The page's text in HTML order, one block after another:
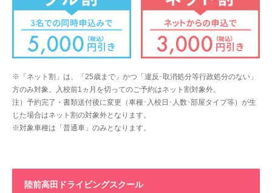
※「ネット割」は、「25歳まで」かつ「違反･取消処分等行政処分のない」
方のみ対象。入校前1ヵ月を切ってのご予約はネット割対象外。
注）予約完了・書類送付後に変更（車種･入校日･人数･部屋タイプ等）が生
じた場合はネット割の対象外となります。
※対象車種は「普通車」のみとなります。
陸前高田ドライビングスクール